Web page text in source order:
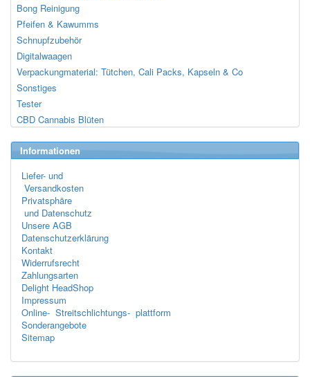
Bong Reinigung
Pfeifen & Kawumms
Schnupfzubehör
Digitalwaagen
Verpackungmaterial: Tütchen, Cali Packs, Kapseln & Co
Sonstiges
Tester
CBD Cannabis Blüten
Informationen
Liefer- und
Versandkosten
Privatsphäre
und Datenschutz
Unsere AGB
Datenschutzerklärung
Kontakt
Widerrufsrecht
Zahlungsarten
Delight HeadShop
Impressum
Online- Streitschlichtungs- plattform
Sonderangebote
Sitemap